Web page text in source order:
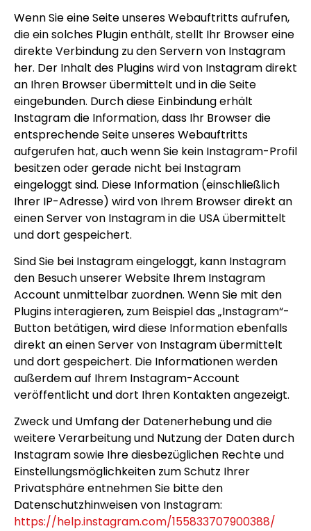
Wenn Sie eine Seite unseres Webauftritts aufrufen,
die ein solches Plugin enthält, stellt Ihr Browser eine
direkte Verbindung zu den Servern von Instagram
her. Der Inhalt des Plugins wird von Instagram direkt
an Ihren Browser übermittelt und in die Seite
eingebunden. Durch diese Einbindung erhält
Instagram die Information, dass Ihr Browser die
entsprechende Seite unseres Webauftritts
aufgerufen hat, auch wenn Sie kein Instagram-Profil
besitzen oder gerade nicht bei Instagram
eingeloggt sind. Diese Information (einschließlich
Ihrer IP-Adresse) wird von Ihrem Browser direkt an
einen Server von Instagram in die USA übermittelt
und dort gespeichert.
Sind Sie bei Instagram eingeloggt, kann Instagram
den Besuch unserer Website Ihrem Instagram
Account unmittelbar zuordnen. Wenn Sie mit den
Plugins interagieren, zum Beispiel das „Instagram“-
Button betätigen, wird diese Information ebenfalls
direkt an einen Server von Instagram übermittelt
und dort gespeichert. Die Informationen werden
außerdem auf Ihrem Instagram-Account
veröffentlicht und dort Ihren Kontakten angezeigt.
Zweck und Umfang der Datenerhebung und die
weitere Verarbeitung und Nutzung der Daten durch
Instagram sowie Ihre diesbezüglichen Rechte und
Einstellungsmöglichkeiten zum Schutz Ihrer
Privatsphäre entnehmen Sie bitte den
Datenschutzhinweisen von Instagram:
https://help.instagram.com/155833707900388/